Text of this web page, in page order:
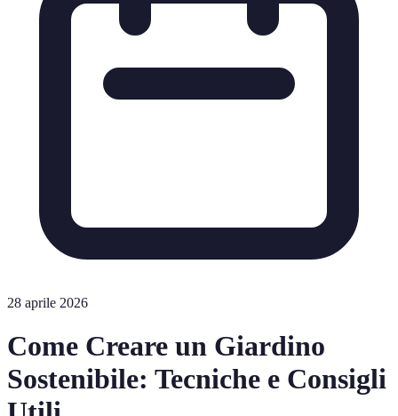
28 aprile 2026
Come Creare un Giardino
Sostenibile: Tecniche e Consigli